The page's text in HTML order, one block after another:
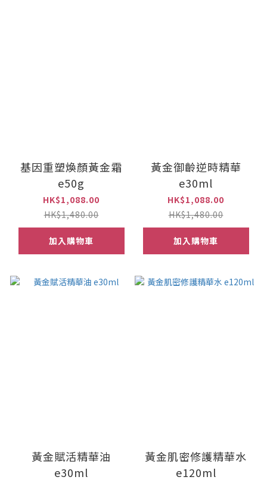
基因重塑煥顏黃金霜
e50g
HK$1,088.00
HK$1,480.00
加入購物車
黃金御齡逆時精華
e30ml
HK$1,088.00
HK$1,480.00
加入購物車
黃金賦活精華油
e30ml
黃金肌密修護精華水
e120ml